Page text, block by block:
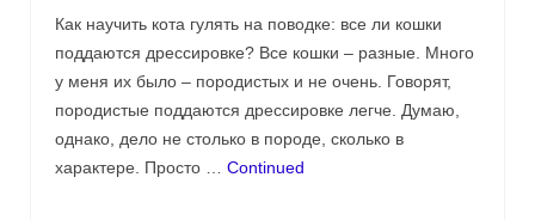
Materials
Silver
Silver purity
PMC silver
Как научить кота гулять на поводке: все ли кошки
поддаются дрессировке? Все кошки – разные. Много
у меня их было – породистых и не очень. Говорят,
породистые поддаются дрессировке легче. Думаю,
однако, дело не столько в породе, сколько в
характере. Просто … Continued